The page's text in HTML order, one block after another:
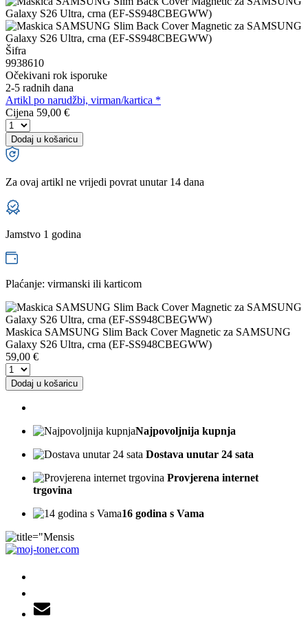
Šifra
9938610
Očekivani rok isporuke
2-5 radnih dana
Artikl po narudžbi, virman/kartica *
Cijena 59,00 €
Dodaj u košaricu
Za ovaj artikl ne vrijedi povrat unutar 14 dana
Jamstvo 1 godina
Plaćanje: virmanski ili karticom
Maskica SAMSUNG Slim Back Cover Magnetic za SAMSUNG
Galaxy S26 Ultra, crna (EF-SS948CBEGWW)
59,00 €
Dodaj u košaricu
Najpovoljnija kupnja
Dostava unutar 24 sata
Provjerena internet
trgovina
16 godina s Vama